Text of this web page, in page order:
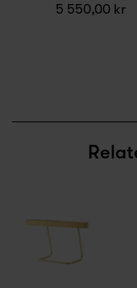
5 550,00 kr